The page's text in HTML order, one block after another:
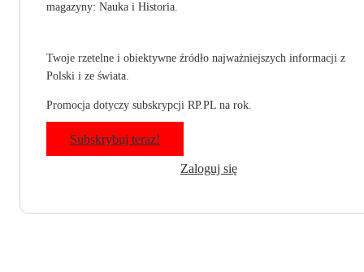
magazyny: Nauka i Historia.
Twoje rzetelne i obiektywne źródło najważniejszych informacji z
Polski i ze świata.
Promocja dotyczy subskrypcji RP.PL na rok.
Subskrybuj teraz!
Zaloguj się